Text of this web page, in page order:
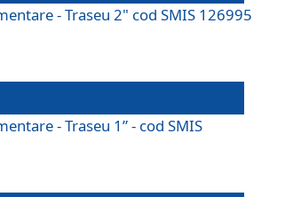
- Traseu 2" cod SMIS 126995
- Traseu 1” - cod SMIS